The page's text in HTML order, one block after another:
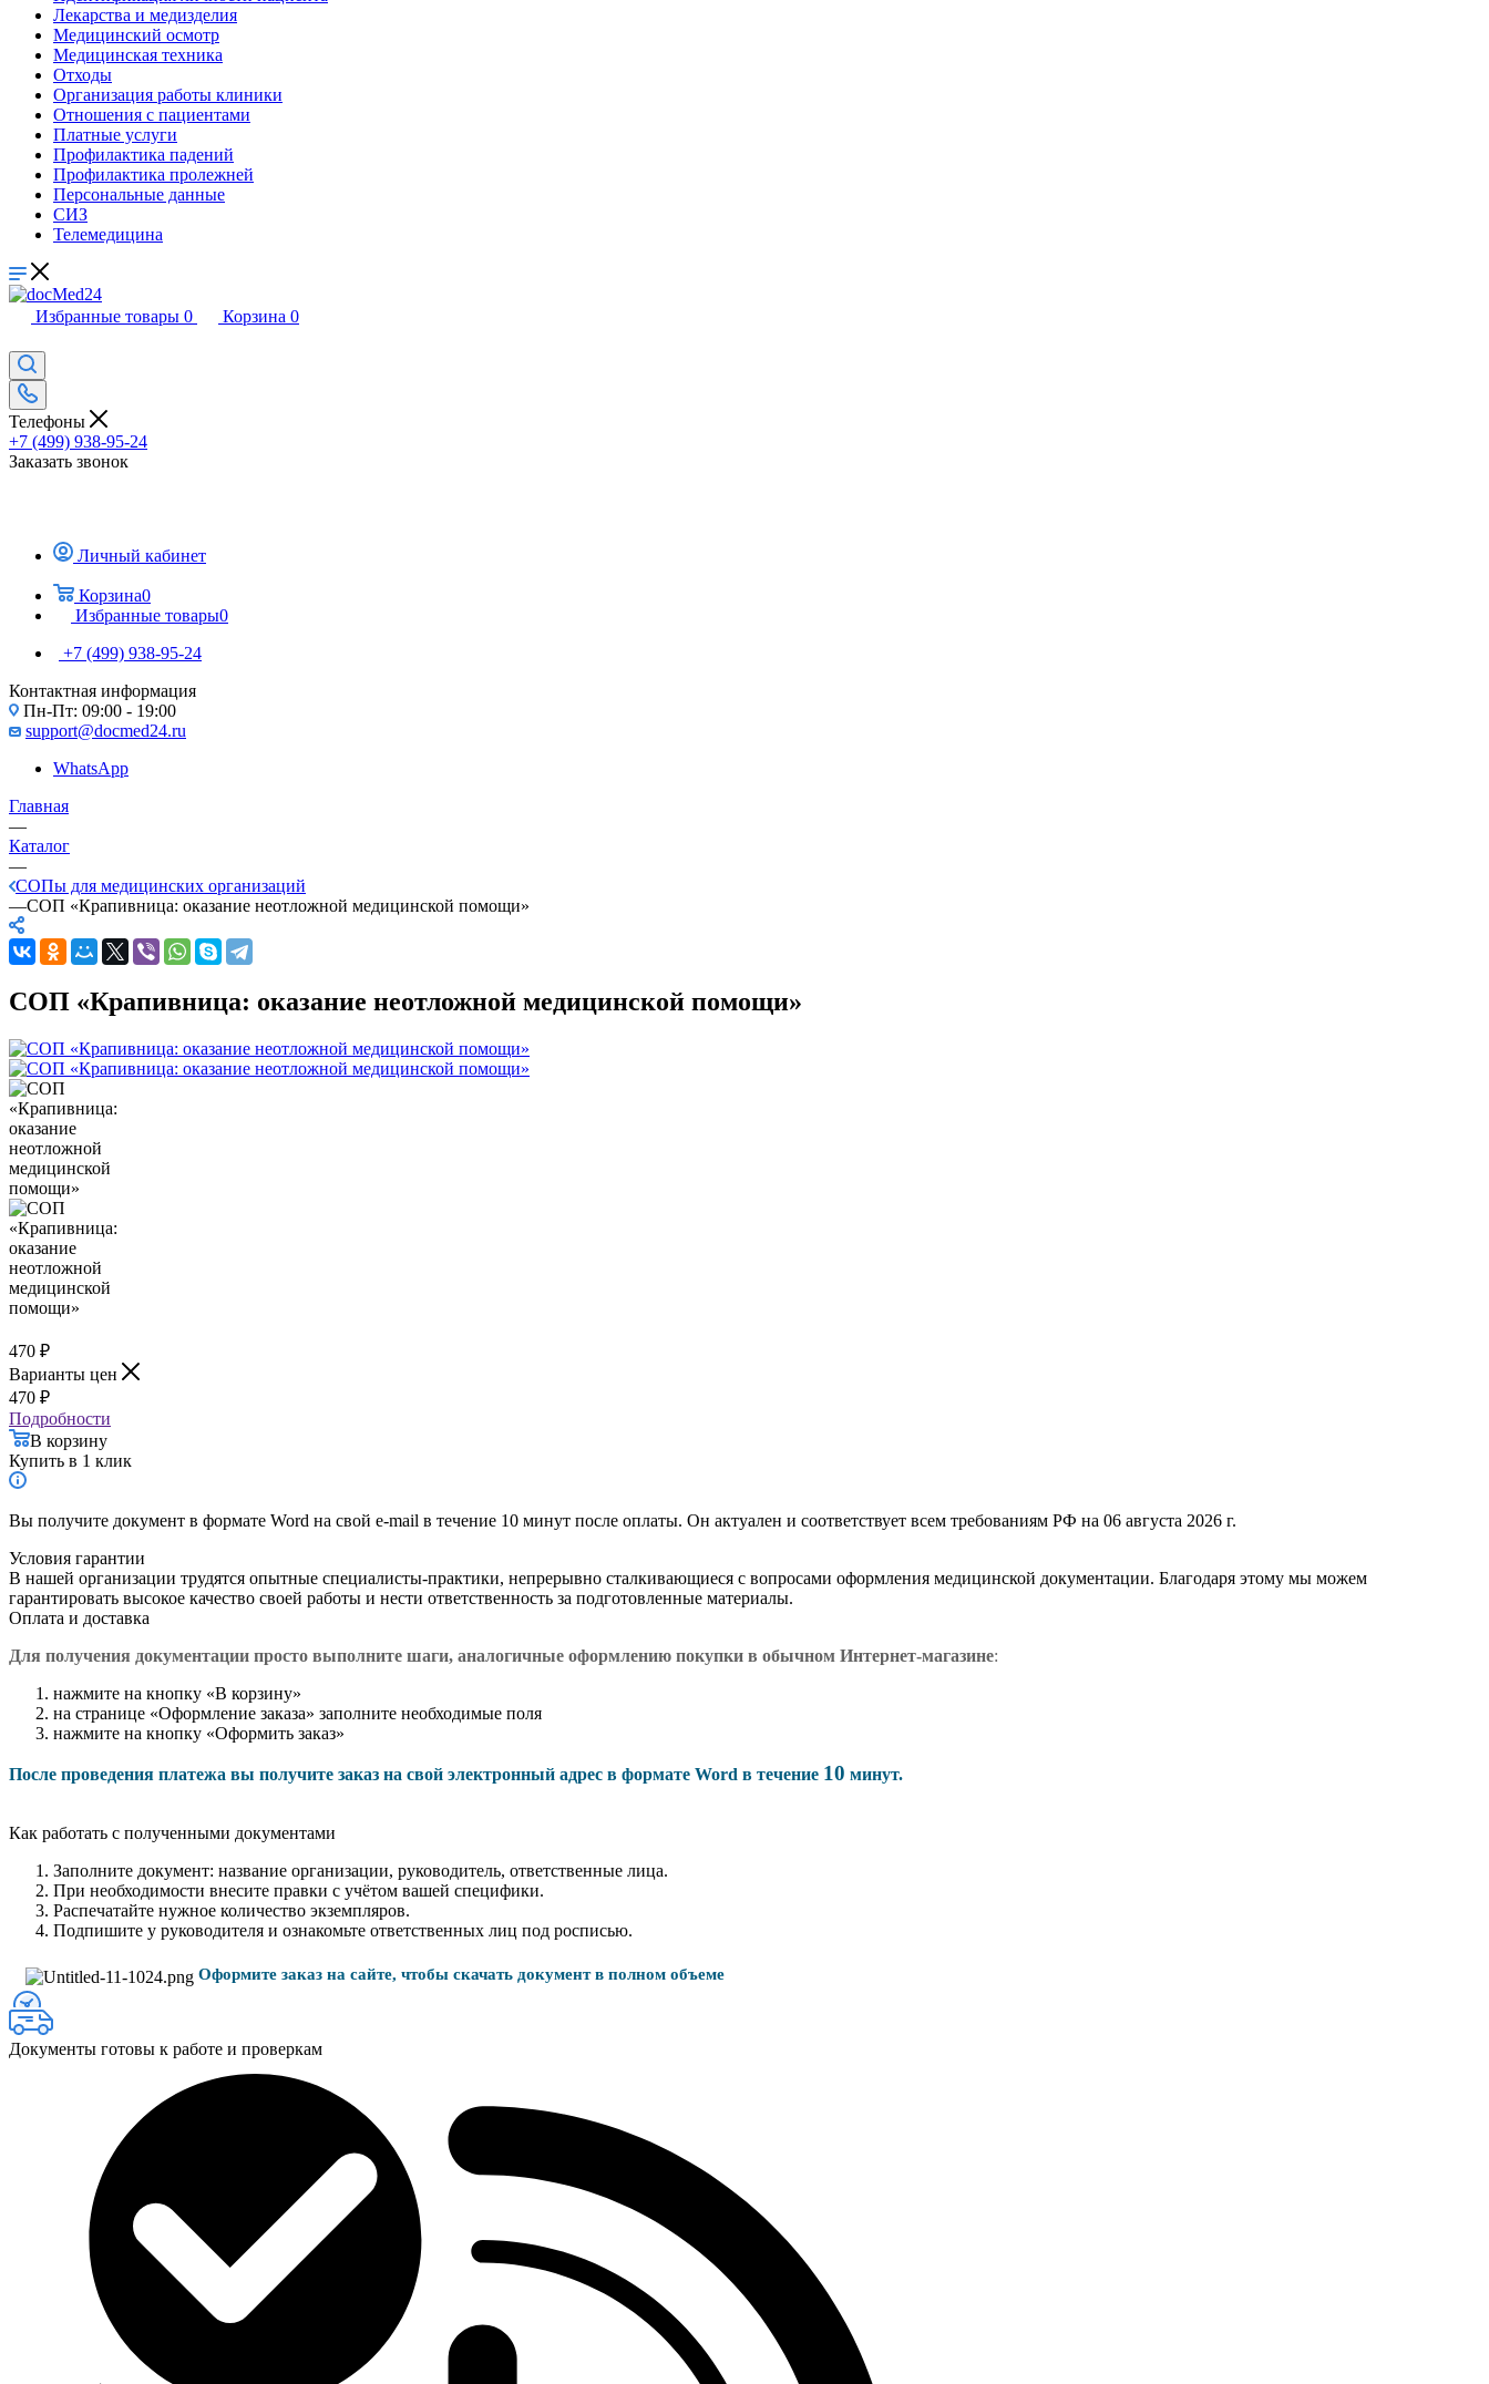
Лекарства и медизделия
Медицинский осмотр
Медицинская техника
Отходы
Организация работы клиники
Отношения с пациентами
Платные услуги
Профилактика падений
Профилактика пролежней
Персональные данные
СИЗ
Телемедицина
Избранные товары 0 Корзина 0
Телефоны
+7 (499) 938-95-24
Заказать звонок
Личный кабинет
Корзина0
Избранные товары0
+7 (499) 938-95-24
Контактная информация
Пн-Пт: 09:00 - 19:00
support@docmed24.ru
WhatsApp
Главная
—
Каталог
—
СОПы для медицинских организаций
—СОП «Крапивница: оказание неотложной медицинской помощи»
СОП «Крапивница: оказание неотложной медицинской помощи»
470 ₽
Варианты цен
470 ₽
Подробности
В корзину
Купить в 1 клик
Вы получите документ в формате Word на свой e-mail в течение 10 минут после оплаты. Он актуален и соответствует всем требованиям РФ на 06 августа 2026 г.
Условия гарантии
В нашей организации трудятся опытные специалисты-практики, непрерывно сталкивающиеся с вопросами оформления медицинской документации. Благодаря этому мы можем
гарантировать высокое качество своей работы и нести ответственность за подготовленные материалы.
Оплата и доставка
Для получения документации просто выполните шаги, аналогичные оформлению покупки в обычном Интернет-магазине:
нажмите на кнопку «В корзину»
на странице «Оформление заказа» заполните необходимые поля
нажмите на кнопку «Оформить заказ»
После проведения платежа вы получите заказ на свой электронный адрес в формате Word в течение 10 минут.
Как работать с полученными документами
Заполните документ: название организации, руководитель, ответственные лица.
При необходимости внесите правки с учётом вашей специфики.
Распечатайте нужное количество экземпляров.
Подпишите у руководителя и ознакомьте ответственных лиц под росписью.
Оформите заказ на сайте, чтобы скачать документ в полном объеме
Документы готовы к работе и проверкам